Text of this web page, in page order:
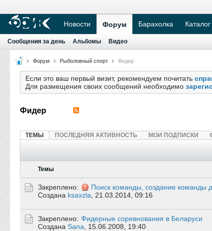
Новости Форум Барахолка Каталог
Сообщения за день Альбомы Видео
Форум Рыболовный спорт Фидер
Если это ваш первый визит, рекомендуем почитать
Для размещения своих сообщений необходимо
Фидер
ТЕМЫ ПОСЛЕДНЯЯ АКТИВНОСТЬ МОИ ПОДПИСКИ
Темы
Закреплено:
Поиск команды, создание команды
Создана ksaxzla 21.03.2014, 09:16
Закреплено: Фидерные соревнования в Беларуси
Создана Sana 15.06.2008, 19:40